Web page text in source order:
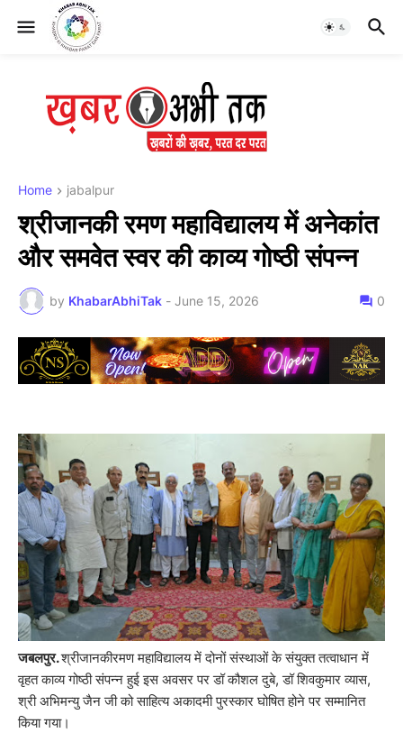
Home jabalpur
श्रीजानकी रमण महाविद्यालय में अनेकांत
और समवेत स्वर की काव्य गोष्ठी संपन्न
by KhabarAbhiTak - June 15, 2026 0
जबलपुर.श्रीजानकीरमण महाविद्यालय में दोनों संस्थाओं के संयुक्त तत्वाधान में
वृहत काव्य गोष्ठी संपन्न हुई इस अवसर पर डॉ कौशल दुबे, डॉ शिवकुमार व्यास,
श्री अभिमन्यु जैन जी को साहित्य अकादमी पुरस्कार घोषित होने पर सम्मानित
किया गया।